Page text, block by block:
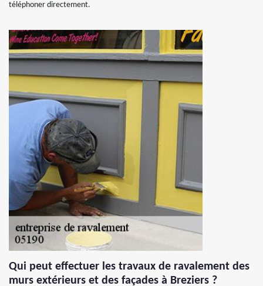
téléphoner directement.
Qui peut effectuer les travaux de ravalement des
murs extérieurs et des façades à Breziers ?